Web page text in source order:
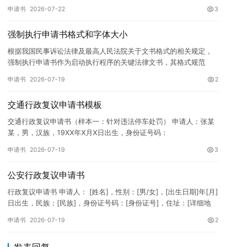
申请书 2026-07-22 3
强制执行申请书格式和字体大小
根据我国民事诉讼法律及最高人民法院关于文书格式的相关规定，
强制执行申请书作为启动执行程序的关键法律文书，其格式规范
纸张与…
申请书 2026-07-19 2
交通行政复议申请书模板
交通行政复议申请书（样本一：针对违法停车处罚） 申请人：张某
某，男，汉族，19XX年X月X日出生，身份证号码：
申请书 2026-07-19 3
公安行政复议申请书
行政复议申请书 申请人： [姓名]，性别：[男/女]，[出生日期]年[月]
日出生，民族：[民族]，身份证号码：[身份证号]，住址：[详细地
申请书 2026-07-19 2